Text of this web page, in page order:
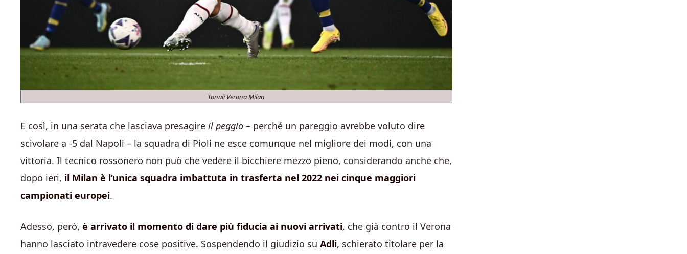
Tonali Verona Milan
E così, in una serata che lasciava presagire il peggio – perché un pareggio avrebbe voluto dire
scivolare a -5 dal Napoli – la squadra di Pioli ne esce comunque nel migliore dei modi, con una
vittoria. Il tecnico rossonero non può che vedere il bicchiere mezzo pieno, considerando anche che,
dopo ieri, il Milan è l’unica squadra imbattuta in trasferta nel 2022 nei cinque maggiori
campionati europei.
Adesso, però, è arrivato il momento di dare più fiducia ai nuovi arrivati, che già contro il Verona
hanno lasciato intravedere cose positive. Sospendendo il giudizio su Adli, schierato titolare per la